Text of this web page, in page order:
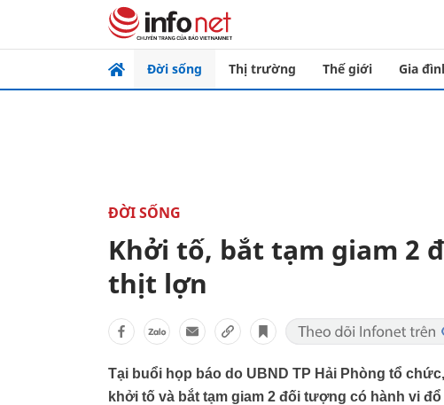
Đời sống Thị trường Thế giới Gia
ĐỜI SỐNG
Khởi tố, bắt tạm giam 2
thịt lợn
Tại buổi họp báo do UBND TP Hải Phòng tổ
khởi tố và bắt tạm giam 2 đối tượng có hành vi